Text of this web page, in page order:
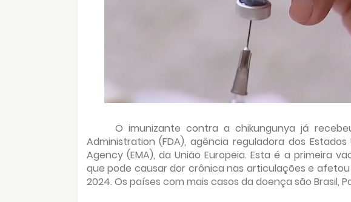
O imunizante contra a chikungunya já
Administration (FDA), agência reguladora dos
Agency (EMA), da União Europeia. Esta é a primeira
que pode causar dor crônica nas articulações e
2024. Os países com mais casos da doença são Brasil,